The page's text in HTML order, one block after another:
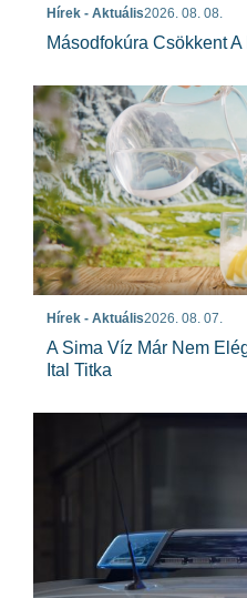
Hírek - Aktuális2026. 08. 08.
Másodfokúra Csökkent
Hírek - Aktuális2026. 08. 07.
A Sima Víz Már Nem
Ital Titka